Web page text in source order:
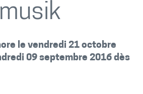
le vendredi 21 octobre
09 septembre 2016 dès